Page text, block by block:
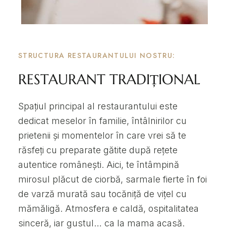
STRUCTURA RESTAURANTULUI NOSTRU:
RESTAURANT TRADIȚIONAL
Spațiul principal al restaurantului este
dedicat meselor în familie, întâlnirilor cu
prietenii și momentelor în care vrei să te
răsfeți cu preparate gătite după rețete
autentice românești. Aici, te întâmpină
mirosul plăcut de ciorbă, sarmale fierte în foi
de varză murată sau tocăniță de vițel cu
mămăligă. Atmosfera e caldă, ospitalitatea
sinceră, iar gustul… ca la mama acasă.